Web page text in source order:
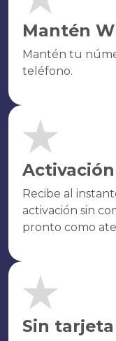
Mantén
Mantén tu
teléfono.
Recibe al
activación sin
pronto como
Sin tarjeta